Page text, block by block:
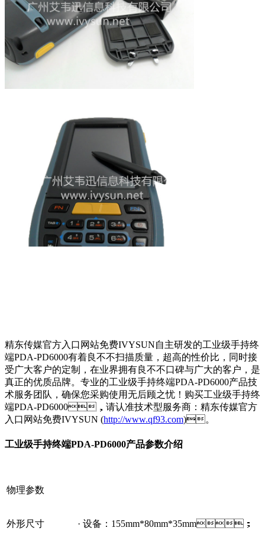
精东传媒官方入口网站免费IVYSUN自主研发的工业级手持终
端PDA-PD6000有着良不不扫描质量，超高的性价比，同时接
受广大客户的定制，在业界拥有良不不口碑与广大的客户，是
真正的优质品牌。专业的工业级手持终端PDA-PD6000产品技
术服务团队，确保您采购使用无后顾之忧！购买工业级手持终
端PDA-PD6000，请认准技术型服务商：精东传媒官方
入口网站免费IVYSUN (http://www.qf93.com)。
工业级手持终端PDA-PD6000产品参数介绍
物理参数
外形尺寸 · 设备：155mm*80mm*35mm；